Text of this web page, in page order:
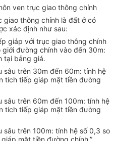
ven trục giao thông chính
giao thông chính là đất ở có
xác định như sau:
giáp với trục giao thông chính
đường chính vào đến 30m:
tại bảng giá.
sâu trên 30m đến 60m: tính hệ
tích tiếp giáp mặt tiền đường
sâu trên 60m đến 100m: tính hệ
tích tiếp giáp mặt tiền đường
trên 100m: tính hệ số 0,3 so
mặt tiền đường chính.”